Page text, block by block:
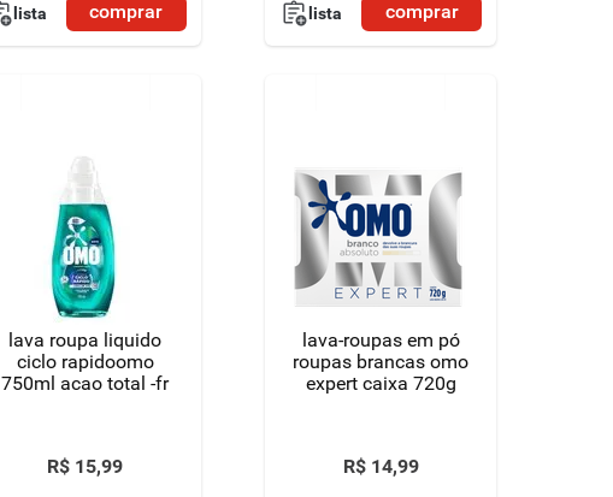
lista comprar lista comprar
lava roupa liquido
ciclo rapidoomo
750ml acao total -fr
R$ 15,99
lava-roupas em pó
roupas brancas omo
expert caixa 720g
R$ 14,99